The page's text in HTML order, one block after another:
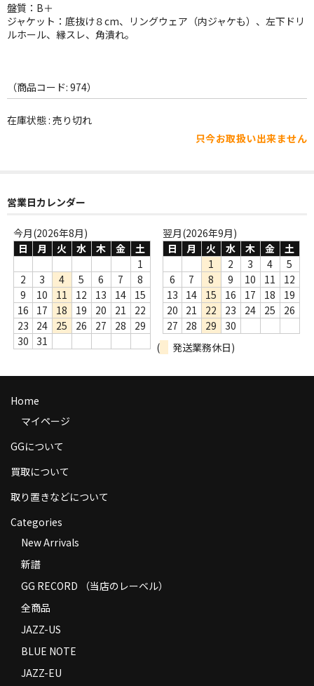
J-POP
ROCK
WORLD
その他
Webのみ no.2
Webのみ no.3
Webのみ no.4
売り切れ
商品の発送
お支払い方法
Privacy Policy
特定商取引法に基づく表示
盤質：B＋
ジャケット：底抜け８cm、リングウェア（内ジャケも）、左下ドリ
ルホール、縁スレ、角潰れ。
（商品コード: 974）
在庫状態 : 売り切れ
只今お取扱い出来ません
営業日カレンダー
今月(2026年8月)
日
月 火 水 木 金
土
1
2
3 4 5 6 7
8
9
10 11 12 13 14
15
16
17 18 19 20 21
22
23
24 25 26 27 28
29
30
31
翌月(2026年9月)
日
月 火 水 木 金
土
1
2 3 4
5
6
7 8 9 10 11
12
13
14 15 16 17 18
19
20
21 22 23 24 25
26
27
28 29
30
(
発送業務休日)
Home
マイページ
GGについて
買取について
取り置きなどについて
Categories
New Arrivals
新譜
GG RECORD （当店のレーベル）
全商品
JAZZ-US
BLUE NOTE
JAZZ-EU